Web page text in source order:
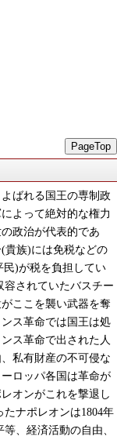
PageTop
ばれる国王の専制政
よって絶対的な権力
政治が代表的であ
貴族)には免税などの
民)が税を負担してい
されていたバスチー
ここを襲い武器を奪
ス革命では国王は処
ス革命で出された人
私有財産の不可侵な
ロッパ各国は革命が
オンがこれを撃退し
ナポレオンは1804年
、経済活動の自由、